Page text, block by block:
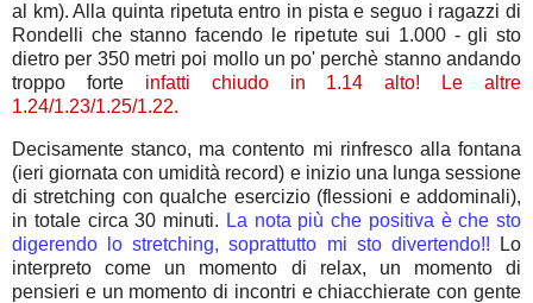
al km). Alla quinta ripetuta entro in pista e seguo i ragazzi di
Rondelli che stanno facendo le ripetute sui 1.000 - gli sto
dietro per 350 metri poi mollo un po' perchè stanno andando
troppo forte infatti chiudo in 1.14 alto! Le altre
1.24/1.23/1.25/1.22.
Decisamente stanco, ma contento mi rinfresco alla fontana
(ieri giornata con umidità record) e inizio una lunga sessione
di stretching con qualche esercizio (flessioni e addominali),
in totale circa 30 minuti. La nota più che positiva è che sto
digerendo lo stretching, soprattutto mi sto divertendo!! Lo
interpreto come un momento di relax, un momento di
pensieri e un momento di incontri e chiacchierate con gente